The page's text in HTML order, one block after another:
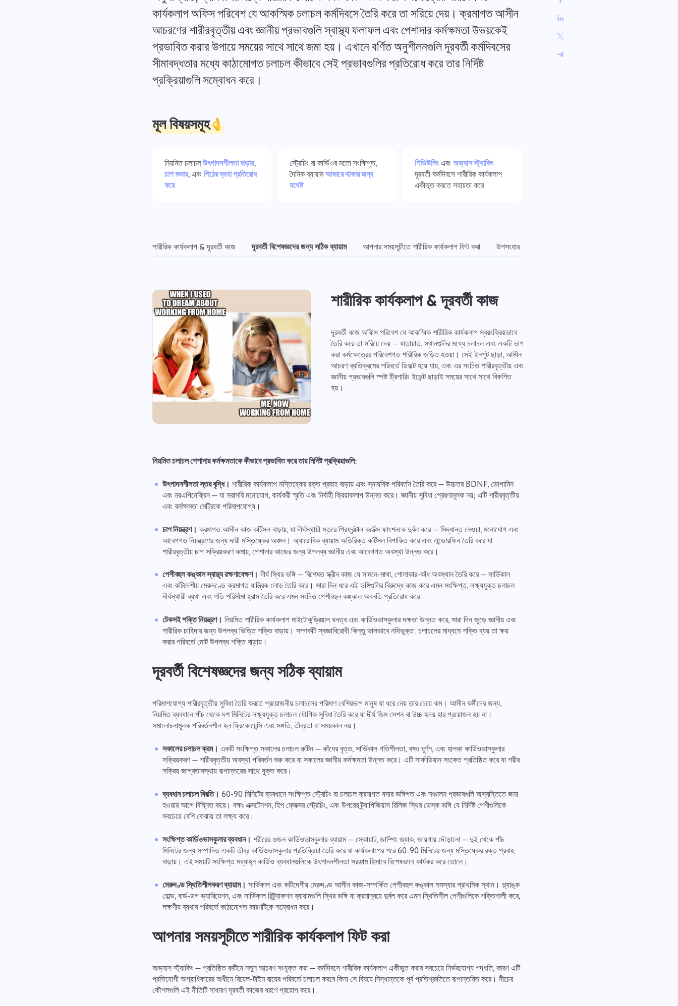
Kiswahili
Oʻzbek
কার্যকলাপ অফিস পরিবেশ যে আকস্মিক চলাচল কর্মদিবসে তৈরি করে তা সরিয়ে দেয়। ক্রমাগত আসীন
আচরণের শারীরবৃত্তীয় এবং জ্ঞানীয় প্রভাবগুলি স্বাস্থ্য ফলাফল এবং পেশাদার কর্মক্ষমতা উভয়কেই
প্রভাবিত করার উপায়ে সময়ের সাথে সাথে জমা হয়। এখানে বর্ণিত অনুশীলনগুলি দূরবর্তী কর্মদিবসের
সীমাবদ্ধতার মধ্যে কাঠামোগত চলাচল কীভাবে সেই প্রভাবগুলির প্রতিরোধ করে তার নির্দিষ্ট
প্রক্রিয়াগুলি সম্বোধন করে।
মূল বিষয়সমূহ
নিয়মিত চলাচলউৎপাদনশীলতা বাড়ায়,
চাপ কমায়, এবংপিঠের ব্যথা প্রতিরোধ
করে
স্ট্রেচিং বা কার্ডিওর মতো সংক্ষিপ্ত,
দৈনিক ব্যায়ামআকারে থাকার জন্য
যথেষ্ট
শিডিউলিংএবংঅভ্যাস স্ট্যাকিং
দূরবর্তী কর্মদিবসে শারীরিক কার্যকলাপ
একীভূত করতে সহায়তা করে
শারীরিক কার্যকলাপ & দূরবর্তী কাজ দূরবর্তী বিশেষজ্ঞদের জন্য সঠিক ব্যায়াম আপনার সময়সূচীতে শারীরিক কার্যকলাপ ফিট করা উপসংহার
শারীরিক কার্যকলাপ & দূরবর্তী কাজ
দূরবর্তী কাজ অফিস পরিবেশ যে আকস্মিক শারীরিক কার্যকলাপ স্বয়ংক্রিয়ভাবে
তৈরি করে তা সরিয়ে দেয় — যাতায়াত, স্থানগুলির মধ্যে চলাচল এবং একটি ভাগ
করা কর্মক্ষেত্রের পরিবেশগত শারীরিক জড়িত হওয়া। সেই ইনপুট ছাড়া, আসীন
আচরণ ব্যতিক্রমের পরিবর্তে ডিফল্ট হয়ে যায়, এবং এর সংচিত শারীরবৃত্তীয় এবং
জ্ঞানীয় প্রভাবগুলি স্পষ্ট ট্রিগারিং ইভেন্ট ছাড়াই সময়ের সাথে সাথে বিকশিত
হয়।
নিয়মিত চলাচল পেশাদার কর্মক্ষমতাকে কীভাবে প্রভাবিত করে তার নির্দিষ্ট প্রক্রিয়াগুলি:
উৎপাদনশীলতা স্তর বৃদ্ধি। শারীরিক কার্যকলাপ মস্তিষ্কের রক্ত প্রবাহ বাড়ায় এবং স্নায়বিক পরিবর্তন তৈরি করে — উচ্চতর BDNF, ডোপামিন
এবং নরএপিনেফ্রিন — যা সরাসরি মনোযোগ, কার্যকরী স্মৃতি এবং নির্বাহী ক্রিয়াকলাপ উন্নত করে। জ্ঞানীয় সুবিধা প্রেরণামূলক নয়; এটি শারীরবৃত্তীয়
এবং কর্মক্ষমতা মেট্রিকে পরিমাপযোগ্য।
চাপ নিয়ন্ত্রণ। ক্রমাগত আসীন কাজ কর্টিসল বাড়ায়, যা দীর্ঘস্থায়ী স্তরে প্রিফ্রন্টাল কর্টেক্স ফাংশনকে দুর্বল করে — সিদ্ধান্ত নেওয়া, মনোযোগ এবং
আবেগগত নিয়ন্ত্রণের জন্য দায়ী মস্তিষ্কের অঞ্চল। অ্যারোবিক ব্যায়াম অতিরিক্ত কর্টিসল বিপাকিত করে এবং এন্ডোরফিন তৈরি করে যা
শারীরবৃত্তীয় চাপ সক্রিয়করণ কমায়, পেশাদার কাজের জন্য উপলব্ধ জ্ঞানীয় এবং আবেগগত অবস্থা উন্নত করে।
পেশীবহুল কঙ্কাল স্বাস্থ্য রক্ষণাবেক্ষণ। দীর্ঘ স্থির ভঙ্গি — বিশেষত স্ক্রীন কাজ যে সামনে-মাথা, গোলাকার-কাঁধ অবস্থান তৈরি করে — সার্ভিকাল
এবং কটিদেশীয় মেরুদণ্ডে ক্রমাগত যান্ত্রিক লোড তৈরি করে। সারা দিন ধরে এই ভঙ্গিগুলির বিরুদ্ধে কাজ করে এমন সংক্ষিপ্ত, লক্ষ্যযুক্ত চলাচল
দীর্ঘস্থায়ী ব্যথা এবং গতি পরিসীমা হ্রাস তৈরি করে এমন সংচিত পেশীবহুল কঙ্কাল অবনতি প্রতিরোধ করে।
টেকসই শক্তি নিয়ন্ত্রণ। নিয়মিত শারীরিক কার্যকলাপ মাইটোকন্ড্রিয়াল ঘনত্ব এবং কার্ডিওভাসকুলার দক্ষতা উন্নত করে, সারা দিন জুড়ে জ্ঞানীয় এবং
শারীরিক চাহিদার জন্য উপলব্ধ ভিত্তি শক্তি বাড়ায়। সম্পর্কটি স্বজ্ঞাবিরোধী কিন্তু ভালভাবে নথিভুক্ত: চলাচলের মাধ্যমে শক্তি ব্যয় তা ক্ষয়
করার পরিবর্তে মোট উপলব্ধ শক্তি বাড়ায়।
দূরবর্তী বিশেষজ্ঞদের জন্য সঠিক ব্যায়াম
পরিমাপযোগ্য শারীরবৃত্তীয় সুবিধা তৈরি করতে প্রয়োজনীয় চলাচলের পরিমাণ বেশিরভাগ মানুষ যা ধরে নেয় তার চেয়ে কম। আসীন কর্মীদের জন্য,
নিয়মিত ব্যবধানে পাঁচ থেকে দশ মিনিটের লক্ষ্যযুক্ত চলাচল যৌগিক সুবিধা তৈরি করে যা দীর্ঘ জিম সেশন বা উচ্চ হৃদয় হার প্রয়োজন হয় না।
সমালোচনামূলক পরিবর্তনশীল হল ফ্রিকোয়েন্সি এবং সঙ্গতি, তীব্রতা বা সময়কাল নয়।
সকালের চলাচল ক্রম। একটি সংক্ষিপ্ত সকালের চলাচল রুটিন — কাঁধের বৃত্ত, সার্ভিকাল গতিশীলতা, বক্ষঃ ঘূর্ণন, এবং হালকা কার্ডিওভাসকুলার
সক্রিয়করণ — শারীরবৃত্তীয় অবস্থা পরিবর্তন শুরু করে যা সকালের জ্ঞানীয় কর্মক্ষমতা উন্নত করে। এটি সার্কাডিয়ান সংকেত প্রতিষ্ঠিত করে যা শরীর
সক্রিয় জাগ্রতাবস্থায় রূপান্তরের সাথে যুক্ত করে।
ব্যবধান চলাচল বিরতি। 60-90 মিনিটের ব্যবধানে সংক্ষিপ্ত স্ট্রেচিং বা চলাচল ক্রমাগত বসার ভঙ্গিগত এবং সঞ্চালন প্রভাবগুলি অস্বস্তিতে জমা
হওয়ার আগে বিঘ্নিত করে। বক্ষঃ এক্সটেনশন, হিপ ফ্লেক্সর স্ট্রেচিং, এবং উপরের ট্র্যাপিজিয়াস রিলিজ স্থির ডেস্ক ভঙ্গি যে নির্দিষ্ট পেশীগুলিকে
সবচেয়ে বেশি বোঝায় তা লক্ষ্য করে।
সংক্ষিপ্ত কার্ডিওভাসকুলার ব্যবধান। শরীরের ওজন কার্ডিওভাসকুলার ব্যায়াম — স্কোয়াট, জাম্পিং জ্যাক, জায়গায় দৌড়ানো — দুই থেকে পাঁচ
মিনিটের জন্য সম্পাদিত একটি তীব্র কার্ডিওভাসকুলার প্রতিক্রিয়া তৈরি করে যা কার্যকলাপের পরে 60-90 মিনিটের জন্য মস্তিষ্কের রক্ত প্রবাহ
বাড়ায়। এই সময়টি সংক্ষিপ্ত মধ্যাহ্ন কার্ডিও ব্যবধানগুলিকে উৎপাদনশীলতা সরঞ্জাম হিসাবে বিশেষভাবে কার্যকর করে তোলে।
মেরুদণ্ড স্থিতিশীলকরণ ব্যায়াম। সার্ভিকাল এবং কটিদেশীয় মেরুদণ্ড আসীন কাজ-সম্পর্কিত পেশীবহুল কঙ্কাল সমস্যার প্রাথমিক স্থান। প্ল্যাঙ্ক
হোল্ড, বার্ড-ডগ ভ্যারিয়েশন, এবং সার্ভিকাল রিট্র্যাকশন ব্যায়ামগুলি স্থির ভঙ্গি যা ক্রমান্বয়ে দুর্বল করে এমন স্থিতিশীল পেশীগুলিকে শক্তিশালী করে,
লক্ষণীয় ব্যথার পরিবর্তে কাঠামোগত কারণটিকে সম্বোধন করে।
আপনার সময়সূচীতে শারীরিক কার্যকলাপ ফিট করা
অভ্যাস স্ট্যাকিং — প্রতিষ্ঠিত রুটিনে নতুন আচরণ সংযুক্ত করা — কর্মদিবসে শারীরিক কার্যকলাপ একীভূত করার সবচেয়ে নির্ভরযোগ্য পদ্ধতি, কারণ এটি
প্রতিযোগী অগ্রাধিকারের অধীনে রিয়েল-টাইম রায়ের পরিবর্তে চলাচল করবে কিনা সে বিষয়ে সিদ্ধান্তকে পূর্ব প্রতিশ্রুতিতে রূপান্তরিত করে। নীচের
কৌশলগুলি এই নীতিটি সাধারণ দূরবর্তী কাজের ধরণে প্রয়োগ করে।
সঠিক বিকল্পের সাথে ইস্যুটির একটি বিবরণ সরবরাহ করুন
প্রেরণ
আমাদের সাথে যোগাযোগ করুন
নাম
ফোন নম্বর
তোমার বার্তা
একটি বাগ রিপোর্ট
আপনি যে সমস্যাটির মুখোমুখি হয়েছেন তা বর্ণনা করুন, নির্দিষ্ট তথ্য সরবরাহ করে এবং কোনও প্রাসঙ্গিক
আরও ভাল পরিষেবা নিশ্চিত করে ব্যবহারকারীর অভিজ্ঞতা উন্নত করতে সহায়তা করে।
Your message has been sent
successfully
Taskee এর অংশ হওয়ার জন্য ধন্যবাদ
আমরা এটি অবশ্যই পরিচিতি লাভ করব এবং এটি পণ্যতে বাস্তবায়ন করার চেষ্টা করব। আপনি আমাদের
কিভাবে এটি কাজ করে
ফাইল আপলোড করুন or drag and drop
প্রস্তাব
করুন
বটনে ক্লিক করে আপনি আপনার তথ্য প্রক্রিয়া করার জন্য আপনার সম্মতি
প্রদান করছেন ব্যক্তিগত তথ্য.
সমস্ত সমাধান দেখুন